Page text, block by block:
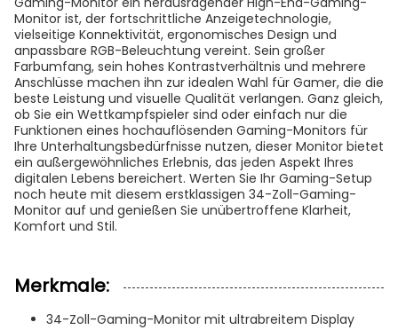
Monitor ist, der fortschrittliche Anzeigetechnologie,
vielseitige Konnektivität, ergonomisches Design und
anpassbare RGB-Beleuchtung vereint. Sein großer
Farbumfang, sein hohes Kontrastverhältnis und mehrere
Anschlüsse machen ihn zur idealen Wahl für Gamer, die die
beste Leistung und visuelle Qualität verlangen. Ganz gleich,
ob Sie ein Wettkampfspieler sind oder einfach nur die
Funktionen eines hochauflösenden Gaming-Monitors für
Ihre Unterhaltungsbedürfnisse nutzen, dieser Monitor bietet
ein außergewöhnliches Erlebnis, das jeden Aspekt Ihres
digitalen Lebens bereichert. Werten Sie Ihr Gaming-Setup
noch heute mit diesem erstklassigen 34-Zoll-Gaming-
Monitor auf und genießen Sie unübertroffene Klarheit,
Komfort und Stil.
Merkmale:
34-Zoll-Gaming-Monitor mit ultrabreitem Display